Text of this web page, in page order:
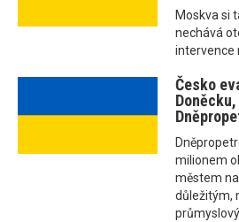
Moskva si
nechává
intervence
Česko
milionem
městem
důležitým,